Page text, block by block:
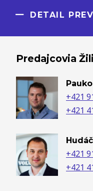
DETAIL
Predajcovia
+421
+421
+421
+421